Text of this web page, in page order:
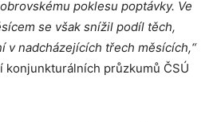
poklesu poptávky. Ve
se však snížil podíl těch,
v nadcházejících třech měsících,“
konjunkturálních průzkumů ČSÚ